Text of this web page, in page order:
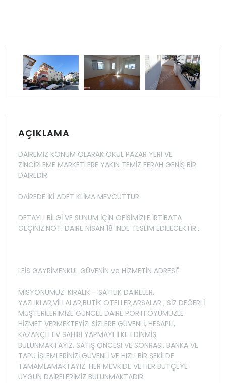
AÇIKLAMA
DAİREMİZ KONUM OLARAK OKUL PAZAR YERİ VE
ZİNCİRLEME MARKETLERE YAKIN TEMİZ FERAH GENİŞ BİR
DAİREDİR
DAİREDE İKİ ADET KLİMA MEVCUTTUR.
DETAYLI BİLGİ VE SUNUM İÇİN OFİSİMİZLE İRTİBATA
GEÇİNİZ.NOT: DAİRE NİSAN 18 İNDE TESLİM EDİLECEKTİR...
LEİS GAYRİMENKUL GÜVENİN ve HİZMETİN ADRESİ"
MİSYONUMUZ: KİRALIK - SATILIK DAİRELER,
YAZLIKLAR,VİLLALAR,BUTİK OTELLER,ARSALAR ; SİZ DEĞERLİ
MÜŞTERİLERİMİZE GÜNCEL DAİRE PORTFÖYÜMÜZLE
HİZMET VERMEKTEYİZ. SİZLERE GÜVENLİ, HESAPLI,
KAZANÇLI EV SAHİBİ YAPMAYI İLKE EDİNMİŞ
BULUNMAKTAYIZ. SATIŞ ÖNCESİ VE SONRASI, BANKA VE
TAPU İŞLEMLERİNİZİ GÜVENLİ VE HIZLI BİR ŞEKİLDE
TAMAMLAMAKTAYIZ. HER MEVKİDE VE HER BÜTÇEYE
UYGUN DAİRELERİMİZ BULUNMAKTADIR.